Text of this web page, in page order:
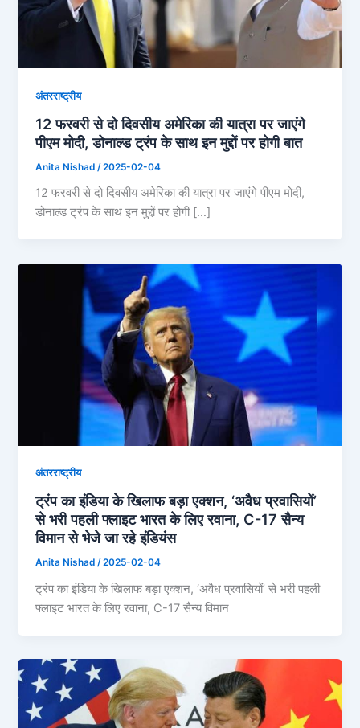
अंतरराष्ट्रीय
12 फरवरी से दो दिवसीय अमेरिका की यात्रा पर जाएंगे
पीएम मोदी, डोनाल्ड ट्रंप के साथ इन मुद्दों पर होगी बात
Anita Nishad /2025-02-04
12 फरवरी से दो दिवसीय अमेरिका की यात्रा पर जाएंगे पीएम मोदी,
डोनाल्ड ट्रंप के साथ इन मुद्दों पर होगी […]
अंतरराष्ट्रीय
ट्रंप का इंडिया के खिलाफ बड़ा एक्शन, ‘अवैध प्रवासियों’
से भरी पहली फ्लाइट भारत के लिए रवाना, C-17 सैन्य
विमान से भेजे जा रहे इंडियंस
Anita Nishad/2025-02-04
ट्रंप का इंडिया के खिलाफ बड़ा एक्शन, ‘अवैध प्रवासियों’ से भरी पहली
फ्लाइट भारत के लिए रवाना, C-17 सैन्य विमान